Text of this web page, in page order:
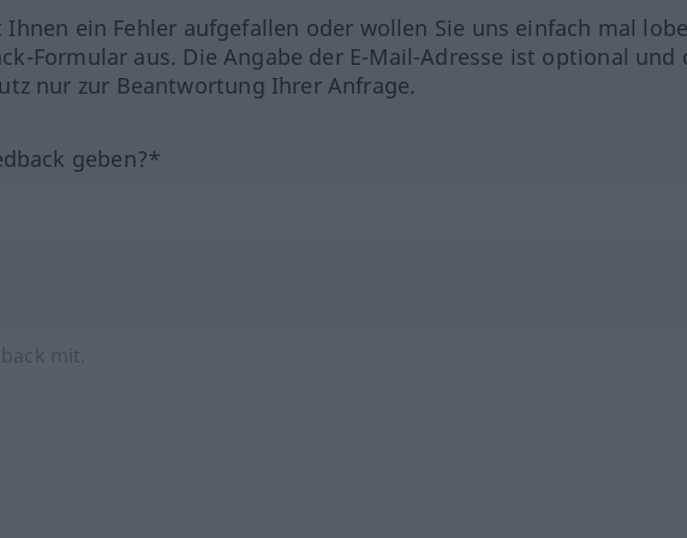
ein Fehler aufgefallen oder wollen Sie uns einfach mal
Formular aus. Die Angabe der E-Mail-Adresse ist optional und
nur zur Beantwortung Ihrer Anfrage.
geben?*